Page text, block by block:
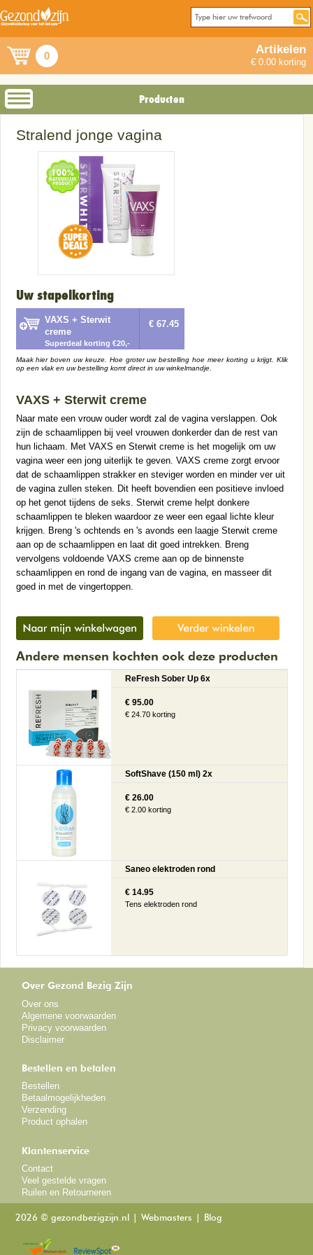
0 Artikelen
€ 0.00 korting
Producten
Stralend jonge vagina
Uw stapelkorting
VAXS + Sterwit
creme
Superdeal korting €20,-
€ 67.45
Maak hier boven uw keuze. Hoe groter uw bestelling hoe meer korting u krijgt. Klik
op een vlak en uw bestelling komt direct in uw winkelmandje.
VAXS + Sterwit creme
Naar mate een vrouw ouder wordt zal de vagina verslappen. Ook
zijn de schaamlippen bij veel vrouwen donkerder dan de rest van
hun lichaam. Met VAXS en Sterwit creme is het mogelijk om uw
vagina weer een jong uiterlijk te geven. VAXS creme zorgt ervoor
dat de schaamlippen strakker en steviger worden en minder ver uit
de vagina zullen steken. Dit heeft bovendien een positieve invloed
op het genot tijdens de seks. Sterwit creme helpt donkere
schaamlippen te bleken waardoor ze weer een egaal lichte kleur
krijgen. Breng 's ochtends en 's avonds een laagje Sterwit creme
aan op de schaamlippen en laat dit goed intrekken. Breng
vervolgens voldoende VAXS creme aan op de binnenste
schaamlippen en rond de ingang van de vagina, en masseer dit
goed in met de vingertoppen.
Andere mensen kochten ook deze producten
ReFresh Sober Up 6x
€ 95.00
€ 24.70 korting
SoftShave (150 ml) 2x
€ 26.00
€ 2.00 korting
Saneo elektroden rond
€ 14.95
Tens elektroden rond
Over Gezond Bezig Zijn
Over ons
Algemene voorwaarden
Privacy voorwaarden
Disclaimer
Bestellen en betalen
Bestellen
Betaalmogelijkheden
Verzending
Product ophalen
Klantenservice
Contact
Veel gestelde vragen
Ruilen en Retourneren
2026 © gezondbezigzijn.nl Webmasters Blog